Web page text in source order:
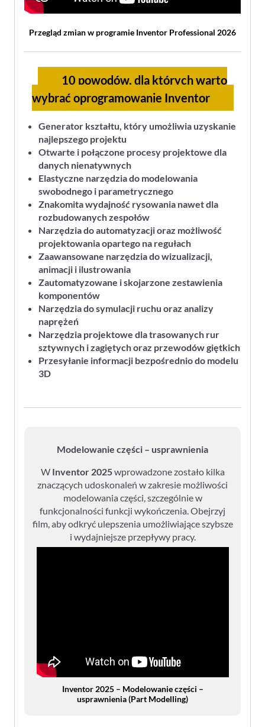
Przegląd zmian w programie Inventor Professional 2026
10 powodów, dla których warto
wybrać oprogramowanie Inventor
Generator kształtu, który umożliwia uzyskanie
najlepszego projektu
Otwarte i połączone procesy projektowe dla
danych nienatywnych
Elastyczne narzędzia do modelowania
swobodnego i parametrycznego
Znakomita wydajność rysowania nawet dla
rozbudowanych zespołów
Narzędzia do automatyzacji oraz możliwość
projektowania opartego na regułach
Zaawansowane narzędzia do wizualizacji,
animacji i ilustrowania
Zautomatyzowane i skojarzone zestawienia
komponentów
Narzędzia do symulacji ruchu oraz analizy
naprężeń
Narzędzia projektowe dla trasowanych rur
sztywnych i zagiętych oraz przewodów giętkich
Przesyłanie informacji bezpośrednio do modelu
3D
Modelowanie części – usprawnienia
W Inventor 2025wprowadzone zostało kilka
znaczących udoskonaleń w zakresie możliwości
modelowania części, szczególnie w
funkcjonalności funkcji wykończenia. Obejrzyj
film, aby odkryć ulepszenia umożliwiające szybsze
i wydajniejsze przepływy pracy.
Inventor 2025 – Modelowanie części –
usprawnienia (Part Modelling)